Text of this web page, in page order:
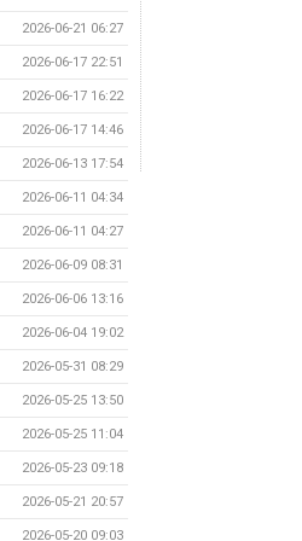
2026-06-21 06:27
2026-06-17 22:51
2026-06-17 16:22
2026-06-17 14:46
2026-06-13 17:54
2026-06-11 04:34
2026-06-11 04:27
2026-06-09 08:31
2026-06-06 13:16
2026-06-04 19:02
2026-05-31 08:29
2026-05-25 13:50
2026-05-25 11:04
2026-05-23 09:18
2026-05-21 20:57
2026-05-20 09:03